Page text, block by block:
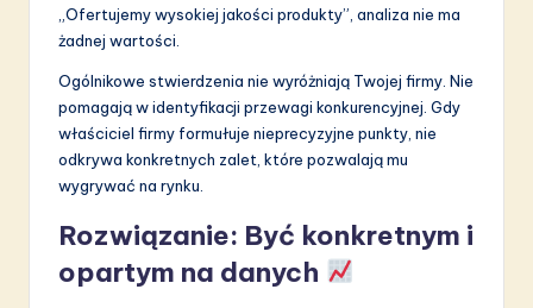
„Ofertujemy wysokiej jakości produkty”, analiza nie ma
żadnej wartości.
Ogólnikowe stwierdzenia nie wyróżniają Twojej firmy. Nie
pomagają w identyfikacji przewagi konkurencyjnej. Gdy
właściciel firmy formułuje nieprecyzyjne punkty, nie
odkrywa konkretnych zalet, które pozwalają mu
wygrywać na rynku.
Rozwiązanie: Być konkretnym i
opartym na danych